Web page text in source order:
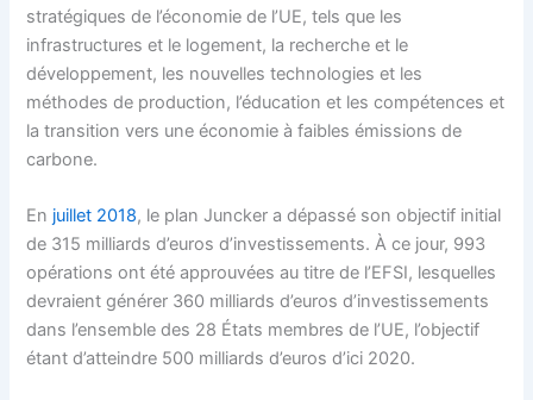
stratégiques de l’économie de l’UE, tels que les
infrastructures et le logement, la recherche et le
développement, les nouvelles technologies et les
méthodes de production, l’éducation et les compétences et
la transition vers une économie à faibles émissions de
carbone.
En juillet 2018, le plan Juncker a dépassé son objectif initial
de 315 milliards d’euros d’investissements. À ce jour, 993
opérations ont été approuvées au titre de l’EFSI, lesquelles
devraient générer 360 milliards d’euros d’investissements
dans l’ensemble des 28 États membres de l’UE, l’objectif
étant d’atteindre 500 milliards d’euros d’ici 2020.